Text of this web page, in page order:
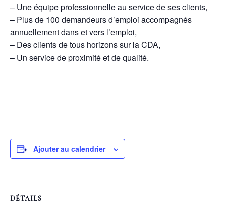
– Une équipe professionnelle au service de ses clients,
– Plus de 100 demandeurs d’emploi accompagnés
annuellement dans et vers l’emploi,
– Des clients de tous horizons sur la CDA,
– Un service de proximité et de qualité.
Ajouter au calendrier
DÉTAILS